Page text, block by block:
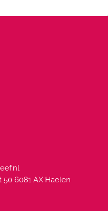
6081 AX Haelen